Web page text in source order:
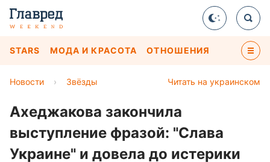
STARS МОДА И КРАСОТА ОТНОШЕНИЯ
Читать на украинском
Новости › Звёзды
Ахеджакова закончила
выступление фразой: "Слава
Украине" и довела до истерики